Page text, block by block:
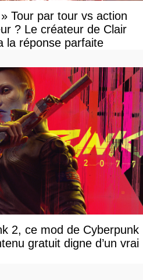
Tour par tour vs action
? Le créateur de Clair
la réponse parfaite
2, ce mod de Cyberpunk
gratuit digne d’un vrai